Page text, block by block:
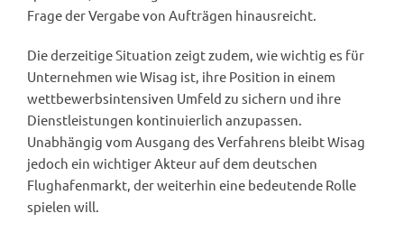
Frage der Vergabe von Aufträgen hinausreicht.
Die derzeitige Situation zeigt zudem, wie wichtig es für
Unternehmen wie Wisag ist, ihre Position in einem
wettbewerbsintensiven Umfeld zu sichern und ihre
Dienstleistungen kontinuierlich anzupassen.
Unabhängig vom Ausgang des Verfahrens bleibt Wisag
jedoch ein wichtiger Akteur auf dem deutschen
Flughafenmarkt, der weiterhin eine bedeutende Rolle
spielen will.